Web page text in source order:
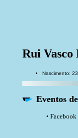
Rui
Nascimento:
Eventos
•